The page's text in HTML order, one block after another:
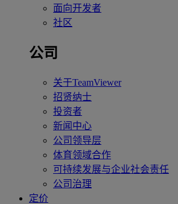
面向开发者
社区
公司
关于TeamViewer
招贤纳士
投资者
新闻中心
公司领导层
体育领域合作
可持续发展与企业社会责任
公司治理
定价